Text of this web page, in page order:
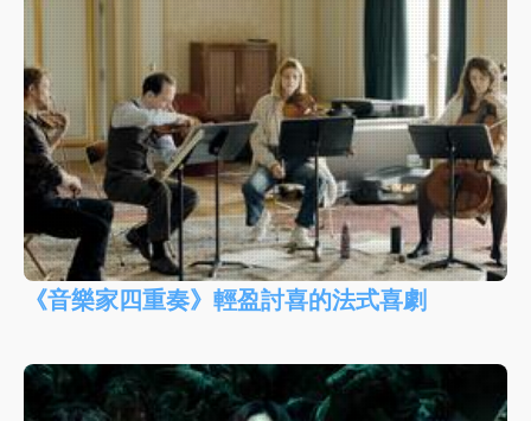
《音樂家四重奏》輕盈討喜的法式喜劇